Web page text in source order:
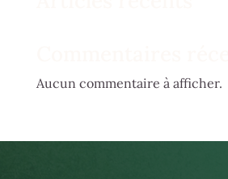
Aucun commentaire à afficher.